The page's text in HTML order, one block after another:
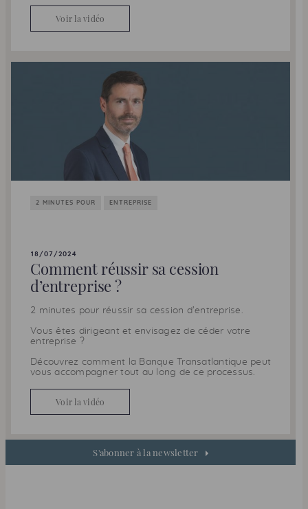
Voir la vidéo
2 MINUTES POUR ENTREPRISE
18/07/2024
Comment réussir sa cession
d’entreprise ?
2 minutes pour réussir sa cession d’entreprise.
Vous êtes dirigeant et envisagez de céder votre
entreprise ?
Découvrez comment la Banque Transatlantique peut
vous accompagner tout au long de ce processus.
Voir la vidéo
S'abonner à la newsletter